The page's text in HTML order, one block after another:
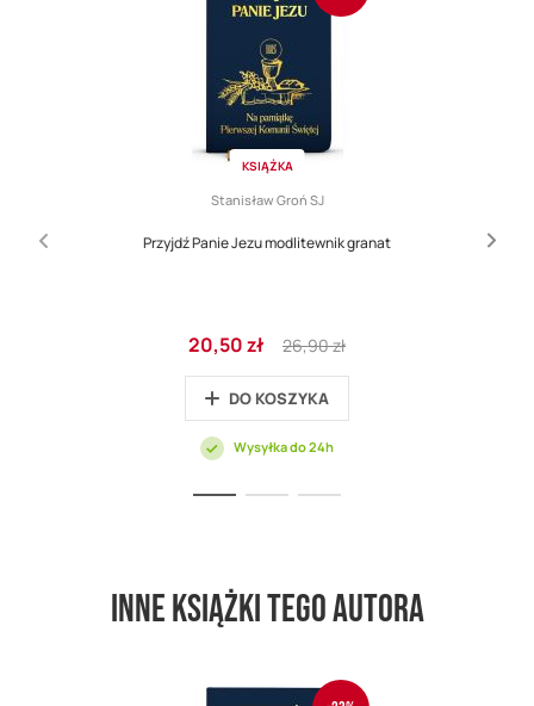
KSIĄŻKA
Stanisław Groń SJ
Przyjdź Panie Jezu modlitewnik granat
Cena
promocyjna
20,50 zł
Regular
Price
26,90 zł
DO KOSZYKA
Wysyłka do 24h
Inne książki tego autora